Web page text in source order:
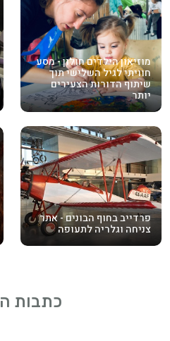
מוזיאון הילדים חולון - מסע
חוויתי לגיל השלישי תוך
שיתוף הדורות הצעירים
יותר
פרדייב בחוף הבונים - אתר
צניחה וגלריה לתעופה
כתבות ה